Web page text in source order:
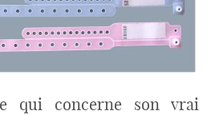
qui concerne son vrai